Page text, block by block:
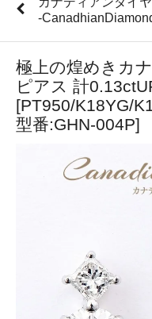
-
極上の煌めきカ
ピアス 計
[PT950/K18YG/
型番:GHN-004P]